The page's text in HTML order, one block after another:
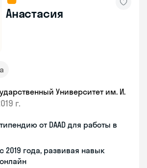
Анастасия
Университет им. И.
г.
от DAAD для работы в
2019 года, развивая навык